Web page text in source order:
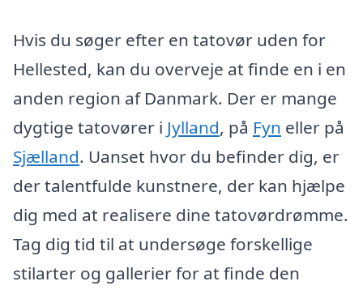
Hvis du søger efter en tatovør uden for
Hellested, kan du overveje at finde en i en
anden region af Danmark. Der er mange
dygtige tatovører i Jylland, på Fyn eller på
Sjælland. Uanset hvor du befinder dig, er
der talentfulde kunstnere, der kan hjælpe
dig med at realisere dine tatovørdrømme.
Tag dig tid til at undersøge forskellige
stilarter og gallerier for at finde den